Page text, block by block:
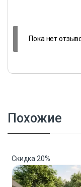
Пока нет
Похожие
Скидка 20%